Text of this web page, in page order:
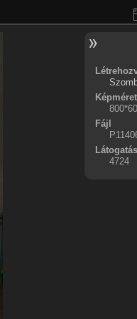
Képméret
Fájl
Látogatás
4724